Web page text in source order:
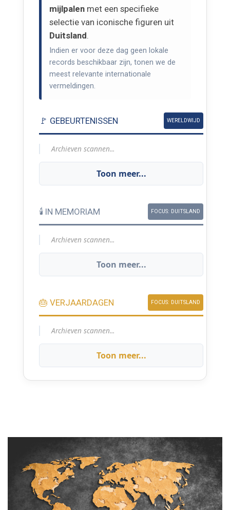
mijlpalen met een specifieke
selectie van iconische figuren uit
Duitsland.
Indien er voor deze dag geen lokale
records beschikbaar zijn, tonen we de
meest relevante internationale
vermeldingen.
🚩 GEBEURTENISSEN WERELDWIJD
Archieven scannen...
Toon meer...
🕯️ IN MEMORIAM FOCUS: DUITSLAND
Archieven scannen...
Toon meer...
🎂 VERJAARDAGEN FOCUS: DUITSLAND
Archieven scannen...
Toon meer...